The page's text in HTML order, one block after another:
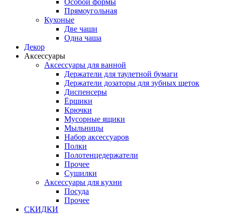
Особой формы
Прямоугольная
Кухоные
Две чаши
Одна чаша
Декор
Аксессуары
Аксессуары для ванной
Держатели для таулетной бумаги
Держатели дозаторы для зубных щеток
Диспенсеры
Ёршики
Крючки
Мусорные ящики
Мыльницы
Набор аксессуаров
Полки
Полотенцедержатели
Прочее
Сушилки
Аксессуары для кухни
Посуда
Прочее
СКИДКИ